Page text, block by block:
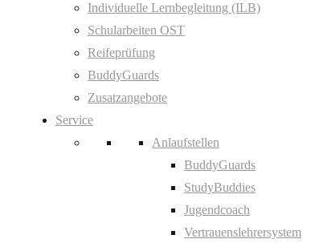
Individuelle Lernbegleitung (ILB)
Schularbeiten OST
Reifeprüfung
BuddyGuards
Zusatzangebote
Service
Anlaufstellen
BuddyGuards
StudyBuddies
Jugendcoach
Vertrauenslehrersystem